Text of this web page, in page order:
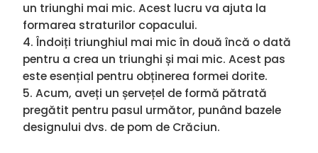
un triunghi mai mic. Acest lucru va ajuta la
formarea straturilor copacului.
Îndoiți triunghiul mai mic în două încă o dată
pentru a crea un triunghi și mai mic. Acest pas
este esențial pentru obținerea formei dorite.
Acum, aveți un șervețel de formă pătrată
pregătit pentru pasul următor, punând bazele
designului dvs. de pom de Crăciun.